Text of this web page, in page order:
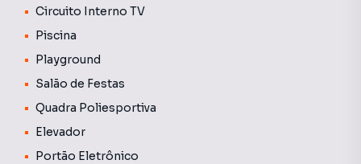
Circuito Interno TV
Piscina
Playground
Salão de Festas
Quadra Poliesportiva
Elevador
Portão Eletrônico